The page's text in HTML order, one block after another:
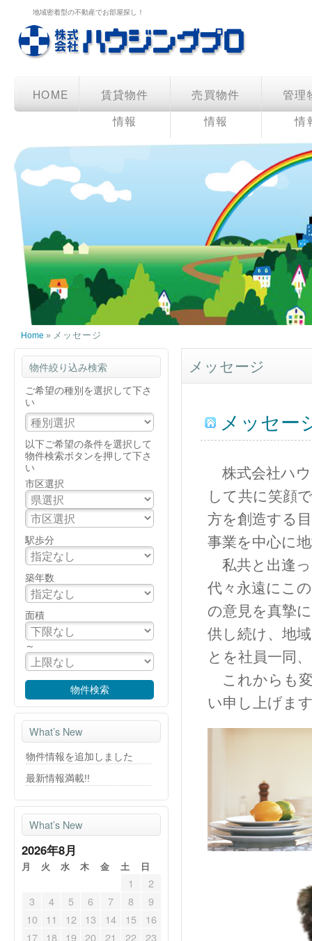
地域密着型の不動産でお部屋探し！
HOME
賃貸物件
情報
売買物件
情報
管理
情
Home » メッセージ
メッセージ
メッセー
株式会社ハウ
して共に笑顔
方を創造する
事業を中心に
私共と出逢っ
代々永遠にこ
の意見を真摯
供し続け、地
とを社員一同
これからも
い申し上げま
物件絞り込み検索
ご希望の種別を選択して下さ
い
以下ご希望の条件を選択して
物件検索ボタンを押して下さ
い
市区選択
駅歩分
築年数
面積
～
What’s New
物件情報を追加しました
最新情報満載!!
What’s New
2026年8月
月 火 水 木 金 土 日
1
2
3
4 5 6 7 8
9
10
11 12 13 14 15
16
17
18 19 20 21 22
23